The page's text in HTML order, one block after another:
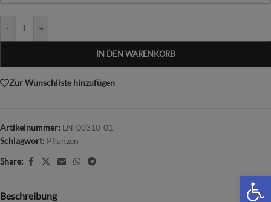
- +
IN DEN WARENKORB
Zur Wunschliste hinzufügen
Artikelnummer: LN-00310-01
Schlagwort: Pflanzen
Share:
Beschreibung